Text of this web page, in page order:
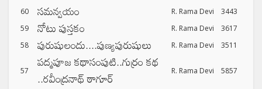
60
సమన్వయం R. Rama Devi
3443
59
నోటు పుస్తకం R. Rama Devi
3617
58
పురుషులందు....పుణ్యపురుషులు R. Rama Devi 3511
57
పద్మపూజ కథాసంపుటి..గుర్రం కథ
..రవీంద్రనాథ్ ఠాగూర్
R. Rama Devi 5857